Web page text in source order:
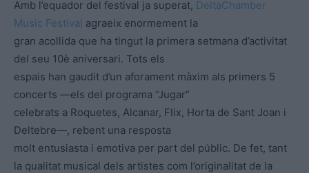
Amb l’equador del festival ja superat, DeltaChamber
Music Festival agraeix enormement la
gran acollida que ha tingut la primera setmana d’activitat
del seu 10è aniversari. Tots els
espais han gaudit d’un aforament màxim als primers 5
concerts —els del programa “Jugar”
celebrats a Roquetes, Alcanar, Flix, Horta de Sant Joan i
Deltebre—, rebent una resposta
molt entusiasta i emotiva per part del públic. De fet, tant
la qualitat musical dels artistes com l’originalitat de la